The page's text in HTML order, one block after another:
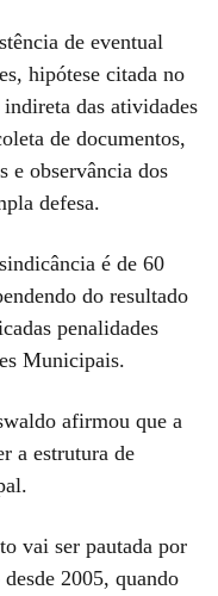
de eventual
hipótese citada no
das atividades
de documentos,
e observância dos
defesa.
é de 60
do resultado
penalidades
Municipais.
afirmou que a
a estrutura de
vai ser pautada por
2005, quando